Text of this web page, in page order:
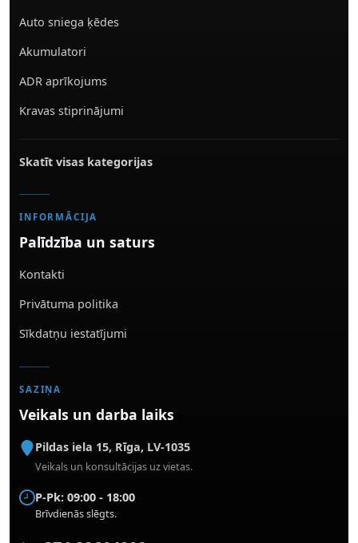
Auto sniega ķēdes
Akumulatori
ADR aprīkojums
Kravas stiprinājumi
Skatīt visas kategorijas
INFORMĀCIJA
Palīdzība un saturs
Kontakti
Privātuma politika
Sīkdatņu iestatījumi
SAZIŅA
Veikals un darba laiks
Pildas iela 15, Rīga, LV-1035
Veikals un konsultācijas uz vietas.
P-Pk: 09:00 - 18:00
Brīvdienās slēgts.